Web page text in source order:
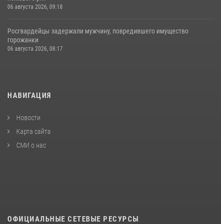
06 августа 2026, 09:18
Росгвардейцы задержали мужчину, повредившего имущество
горожанки
06 августа 2026, 08:17
НАВИГАЦИЯ
Новости
Карта сайта
СМИ о нас
ОФИЦИАЛЬНЫЕ СЕТЕВЫЕ РЕСУРСЫ